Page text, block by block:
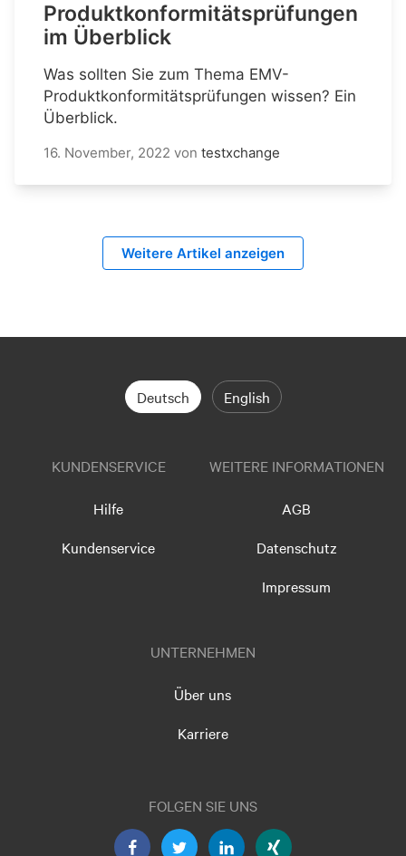
Produktkonformitätsprüfungen
im Überblick
Was sollten Sie zum Thema EMV-
Produktkonformitätsprüfungen wissen? Ein
Überblick.
16. November, 2022 von testxchange
Weitere Artikel anzeigen
Deutsch English
KUNDENSERVICE
Hilfe
Kundenservice
WEITERE INFORMATIONEN
AGB
Datenschutz
Impressum
UNTERNEHMEN
Über uns
Karriere
FOLGEN SIE UNS